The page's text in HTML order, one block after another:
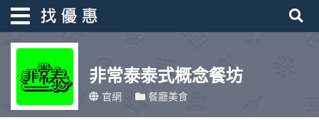
非常泰泰式概念餐坊
官網 餐廳美食
找優惠
首頁